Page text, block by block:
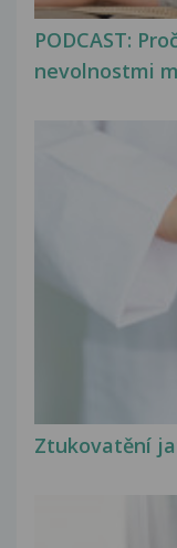
PODCAST:
nevolnostmi
Ztukovatění